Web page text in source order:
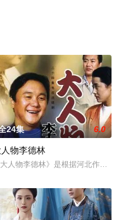
害，眼见父亲惨死，
，却被其背叛后觉醒。发现自
春励志情感题材剧，根据同名
24集 6.0
物李德林
大人物李德林》是根据河北作家